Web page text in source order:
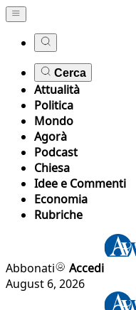
Cerca
Attualità
Politica
Mondo
Agorà
Podcast
Chiesa
Idee e Commenti
Economia
Rubriche
Abbonati
Accedi
August 6, 2026